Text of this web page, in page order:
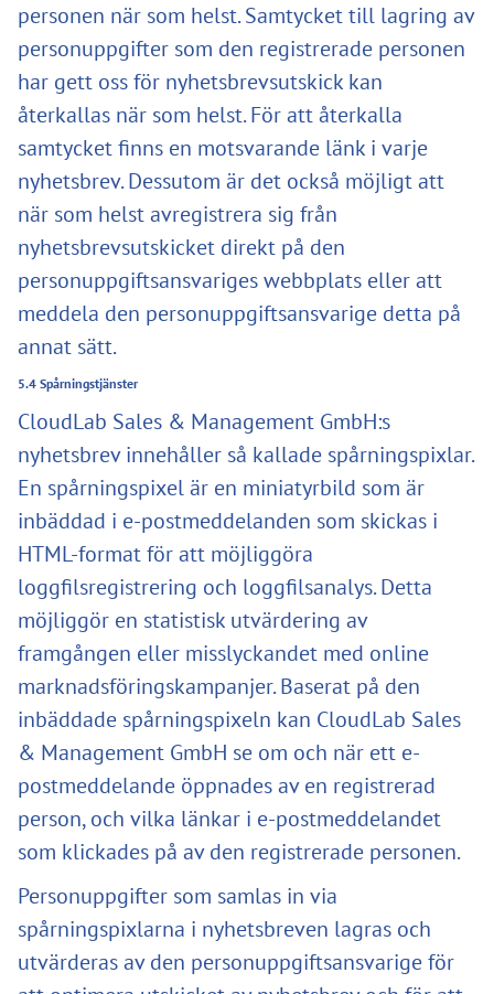
personen när som helst. Samtycket till lagring av
personuppgifter som den registrerade personen
har gett oss för nyhetsbrevsutskick kan
återkallas när som helst. För att återkalla
samtycket finns en motsvarande länk i varje
nyhetsbrev. Dessutom är det också möjligt att
när som helst avregistrera sig från
nyhetsbrevsutskicket direkt på den
personuppgiftsansvariges webbplats eller att
meddela den personuppgiftsansvarige detta på
annat sätt.
5.4 Spårningstjänster
CloudLab Sales & Management GmbH:s
nyhetsbrev innehåller så kallade spårningspixlar.
En spårningspixel är en miniatyrbild som är
inbäddad i e-postmeddelanden som skickas i
HTML-format för att möjliggöra
loggfilsregistrering och loggfilsanalys. Detta
möjliggör en statistisk utvärdering av
framgången eller misslyckandet med online
marknadsföringskampanjer. Baserat på den
inbäddade spårningspixeln kan CloudLab Sales
& Management GmbH se om och när ett e-
postmeddelande öppnades av en registrerad
person, och vilka länkar i e-postmeddelandet
som klickades på av den registrerade personen.
Personuppgifter som samlas in via
spårningspixlarna i nyhetsbreven lagras och
utvärderas av den personuppgiftsansvarige för